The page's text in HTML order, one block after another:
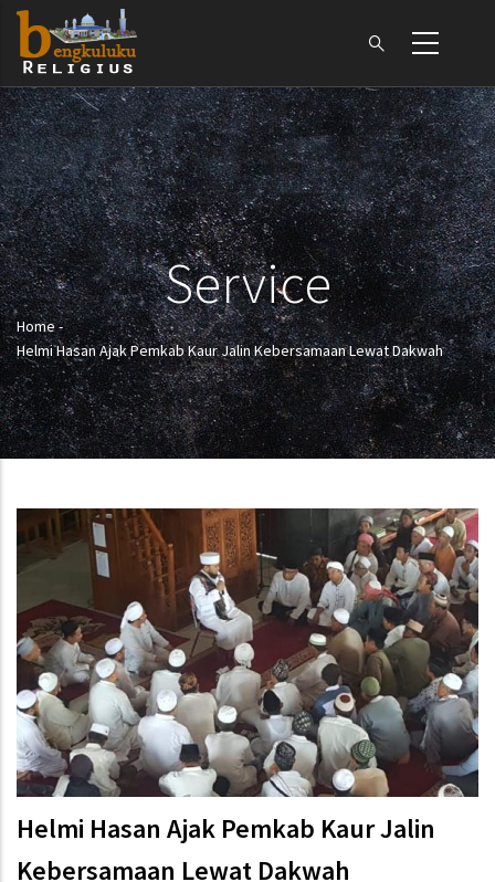
Skip
main
content
Service
Breadcrumb
Home-
Helmi Hasan Ajak Pemkab Kaur Jalin Kebersamaan Lewat Dakwah
Helmi Hasan Ajak Pemkab Kaur Jalin
Kebersamaan Lewat Dakwah